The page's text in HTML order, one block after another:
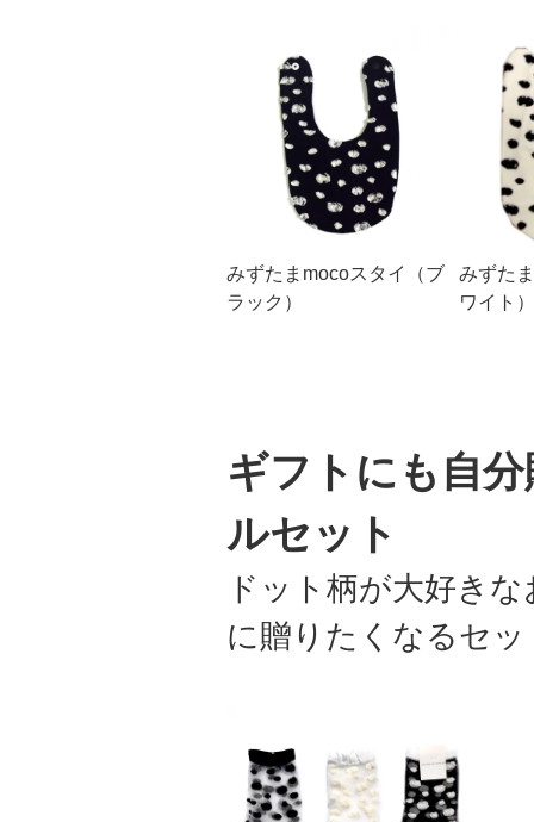
みずたまmocoスタイ（ブ
ラック）
みずた
ワイト）
ギフトにも自
ルセット
ドット柄が大好き
に贈りたくなるセッ